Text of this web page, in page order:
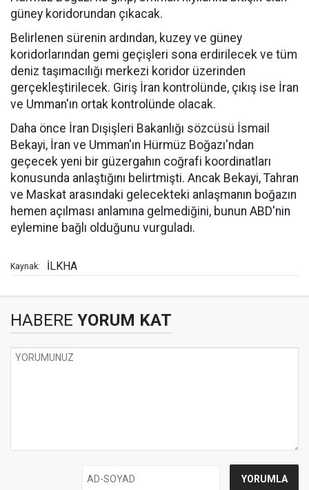
güney koridorundan çıkacak.
Belirlenen sürenin ardından, kuzey ve güney
koridorlarından gemi geçişleri sona erdirilecek ve tüm
deniz taşımacılığı merkezi koridor üzerinden
gerçekleştirilecek. Giriş İran kontrolünde, çıkış ise İran
ve Umman'ın ortak kontrolünde olacak.
Daha önce İran Dışişleri Bakanlığı sözcüsü İsmail
Bekayi, İran ve Umman'ın Hürmüz Boğazı'ndan
geçecek yeni bir güzergahın coğrafi koordinatları
konusunda anlaştığını belirtmişti. Ancak Bekayi, Tahran
ve Maskat arasındaki gelecekteki anlaşmanın boğazın
hemen açılması anlamına gelmediğini, bunun ABD'nin
eylemine bağlı olduğunu vurguladı.
Kaynak: İLKHA
HABERE YORUM KAT